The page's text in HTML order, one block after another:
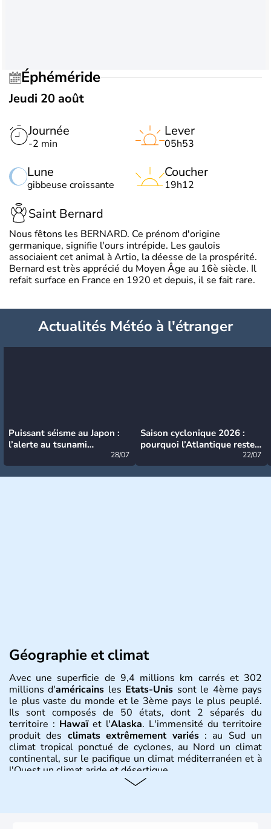
Éphéméride
Jeudi 20 août
Journée
-2 min
Lune
gibbeuse croissante
Lever
05h53
Coucher
19h12
Saint Bernard
Nous fêtons les BERNARD. Ce prénom d'origine
germanique, signifie l'ours intrépide. Les gaulois
associaient cet animal à Artio, la déesse de la prospérité.
Bernard est très apprécié du Moyen Âge au 16è siècle. Il
refait surface en France en 1920 et depuis, il se fait rare.
Actualités Météo à l'étranger
Puissant séisme au Japon :
l’alerte au tsunami
28/07
Saison cyclonique 2026 :
pourquoi l’Atlantique reste
22/07
Géographie et climat
Avec une superficie de 9,4 millions km carrés et 302
millions d'américains les Etats-Unis sont le 4ème pays
le plus vaste du monde et le 3ème pays le plus peuplé.
Ils sont composés de 50 états, dont 2 séparés du
territoire : Hawaïet l'Alaska. L'immensité du territoire
produit des climats extrêmement variés: au Sud un
climat tropical ponctué de cyclones, au Nord un climat
continental, sur le pacifique un climat méditerranéen et à
l'Ouest un climat aride et désertique.